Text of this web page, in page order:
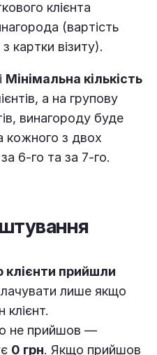
клієнта
(вартість
картки візиту).
Мінімальна кількість
а на групову
винагороду буде
кожного з двох
6-го та за 7-го.
прийшли
лише якщо
не прийшов —
0 грн. Якщо прийшов